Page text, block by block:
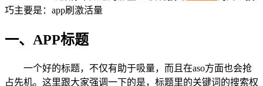
巧主要是：app刷激活量
一、APP标题
一个好的标题，不仅有助于吸量，而且在aso方面也会抢
占先机。这里跟大家强调一下的是，标题里的关键词的搜索权